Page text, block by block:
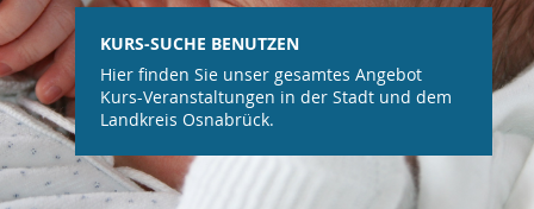
KURS-SUCHE BENUTZEN
Hier finden Sie unser gesamtes Angebot
Kurs-Veranstaltungen in der Stadt und dem
Landkreis Osnabrück.